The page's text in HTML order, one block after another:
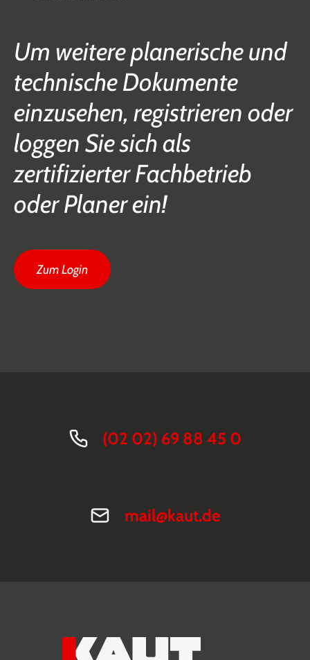
Um weitere planerische und
technische Dokumente
einzusehen, registrieren oder
loggen Sie sich als
zertifizierter Fachbetrieb
oder Planer ein!
Zum Login
(02 02) 69 88 45 0
mail@kaut.de